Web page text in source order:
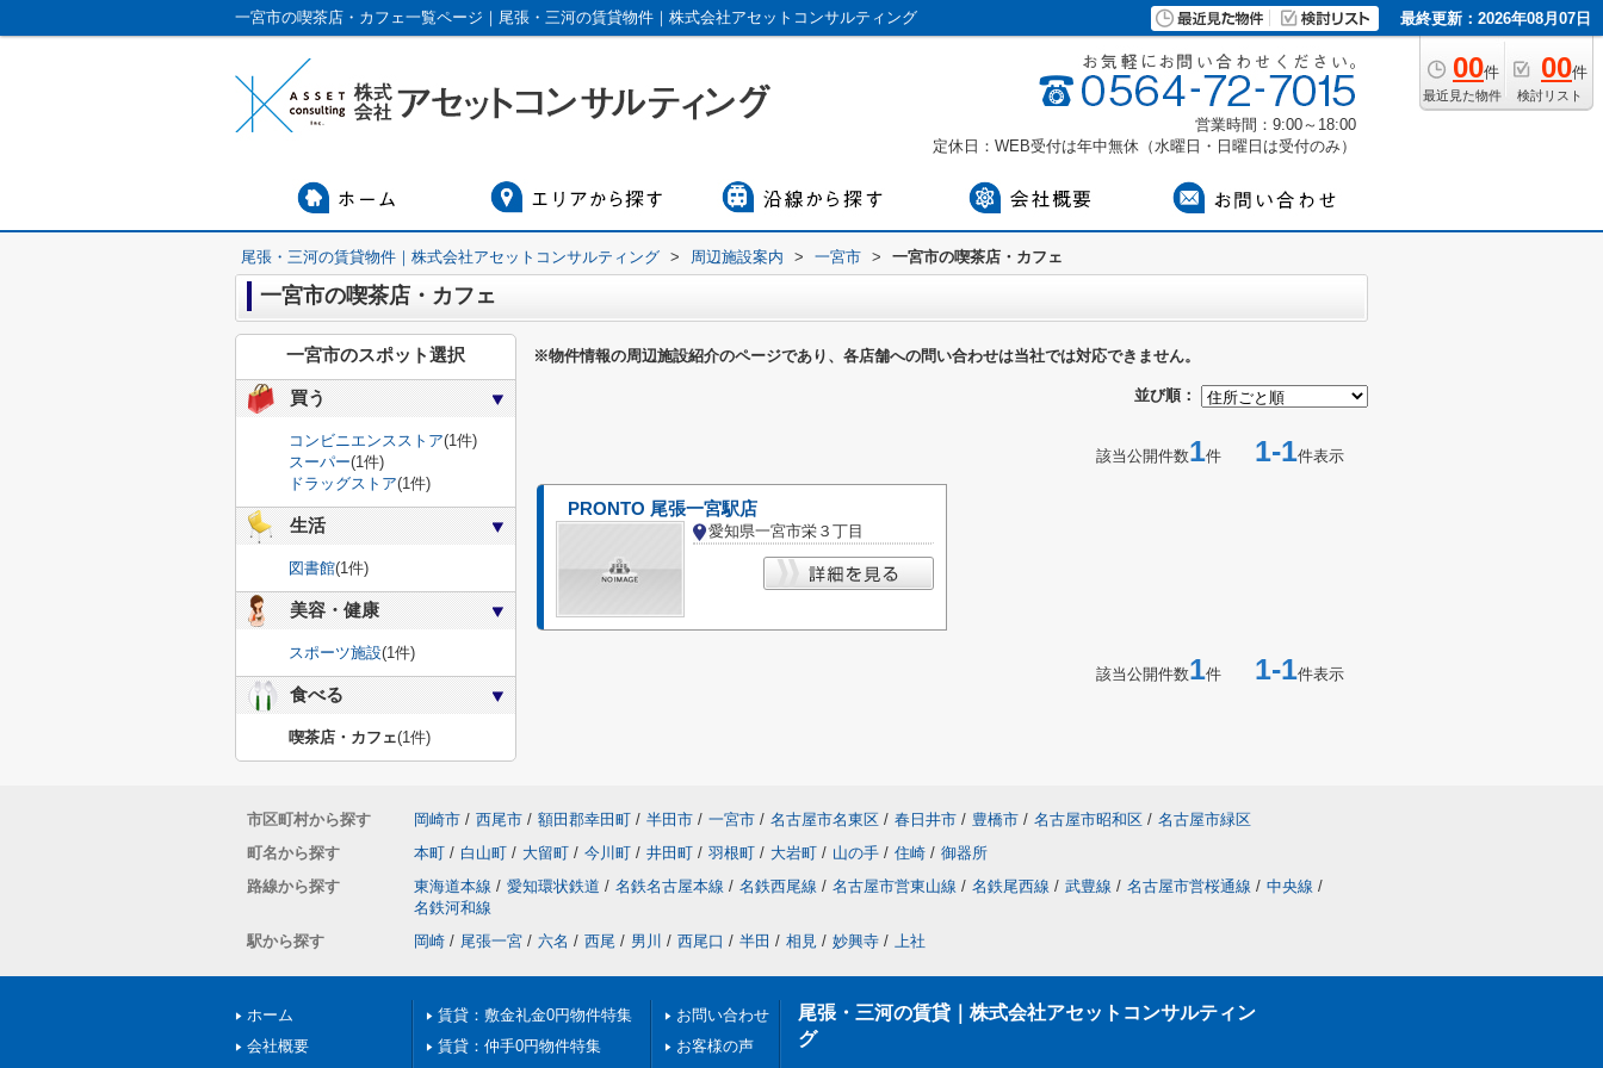
一宮市の喫茶店・カフェ一覧ページ｜尾張・三河の賃貸物件｜株式会社アセットコンサルティング 最終更新：2026年08月07日
00件
最近見た物件
00件
検討リスト
営業時間：9:00～18:00
定休日：WEB受付は年中無休（水曜日・日曜日は受付のみ）
尾張・三河の賃貸物件｜株式会社アセットコンサルティング > 周辺施設案内 > 一宮市 > 一宮市の喫茶店・カフェ
一宮市の喫茶店・カフェ
※物件情報の周辺施設紹介のページであり、各店舗への問い合わせは当社では対応できません。
並び順：
該当公開件数1件 1-1件表示
PRONTO 尾張一宮駅店
愛知県一宮市栄３丁目
該当公開件数1件 1-1件表示
一宮市のスポット選択
買う
コンビニエンスストア(1件)
スーパー(1件)
ドラッグストア(1件)
生活
図書館(1件)
美容・健康
スポーツ施設(1件)
食べる
喫茶店・カフェ(1件)
市区町村から探す 岡崎市 / 西尾市 / 額田郡幸田町 / 半田市 / 一宮市 / 名古屋市名東区 / 春日井市 / 豊橋市 / 名古屋市昭和区 / 名古屋市緑区
町名から探す
本町 / 白山町 / 大留町 / 今川町 / 井田町 / 羽根町 / 大岩町 / 山の手 / 住崎 / 御器所
路線から探す
東海道本線 / 愛知環状鉄道 / 名鉄名古屋本線 / 名鉄西尾線 / 名古屋市営東山線 / 名鉄尾西線 / 武豊線 / 名古屋市営桜通線 / 中央線 /
名鉄河和線
駅から探す
岡崎 / 尾張一宮 / 六名 / 西尾 / 男川 / 西尾口 / 半田 / 相見 / 妙興寺 / 上社
ホーム
会社概要
賃貸：敷金礼金0円物件特集
賃貸：仲手0円物件特集
お問い合わせ
お客様の声
尾張・三河の賃貸｜株式会社アセットコンサルティン
グ